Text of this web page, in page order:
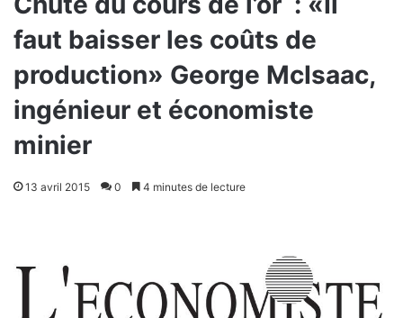
faut baisser les coûts de
production» George McIsaac,
ingénieur et économiste
minier
13 avril 2015 0 4 minutes de lecture